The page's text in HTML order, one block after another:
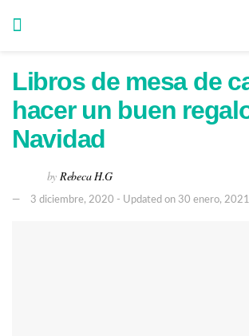
Libros de mesa de
hacer un buen
Navidad
by Rebeca H.G
3 diciembre, 2020 - Updated on 30 enero, 2021